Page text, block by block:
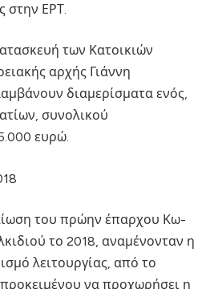
στην ΕΡΤ.
των Κατοικιών
αρχής Γιάννη
διαμερίσματα ενός,
συνολικού
ευρώ.
του πρώην έπαρχου Κω-
το 2018, αναμένονταν η
λειτουργίας, από το
να προχωρήσει η